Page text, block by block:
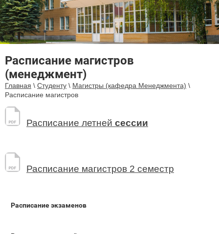
Расписание экзаменов
Расписание магистров
(менеджмент)
Главная \ Студенту \ Магистры (кафедра Менеджмента) \
Расписание магистров
Расписание летней сессии
Расписание магистров 2 семестр